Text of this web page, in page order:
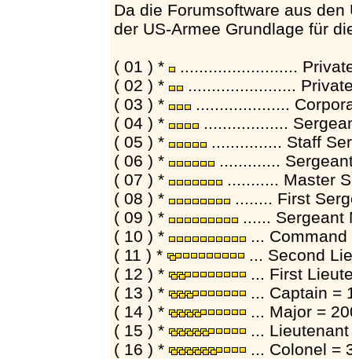
Da die Forumsoftware aus
der US-Armee Grundlage für
( 01 ) *
.........................
( 02 ) *
.......................
( 03 ) *
....................
( 04 ) *
..................
( 05 ) *
............... Staff
( 06 ) *
.............
( 07 ) *
........... Master
( 08 ) *
........ First
( 09 ) *
...... Sergeant
( 10 ) *
...
( 11 ) *
... Second
( 12 ) *
... First
( 13 ) *
... Captain =
( 14 ) *
... Major =
( 15 ) *
...
( 16 ) *
... Colonel =